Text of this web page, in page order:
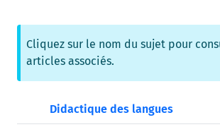
Cliquez sur le nom du sujet pour
articles associés.
Didactique des langues